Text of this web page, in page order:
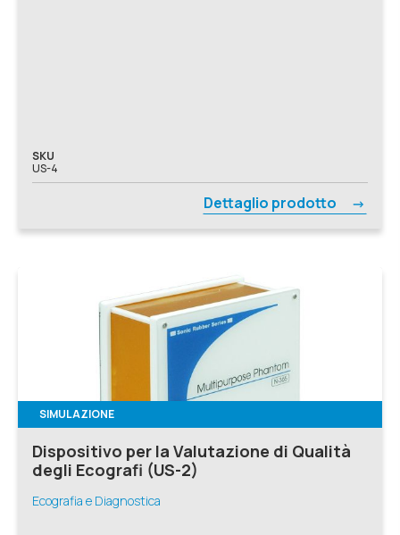
SKU
US-4
Dettaglio prodotto
SIMULAZIONE
Dispositivo per la Valutazione di Qualità
degli Ecografi (US-2)
Ecografia e Diagnostica